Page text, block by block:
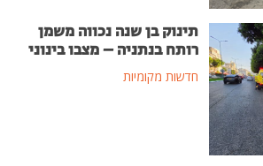
תינוק בן שנה נכווה משמן
רותח בנתניה – מצבו בינוני
חדשות מקומיות